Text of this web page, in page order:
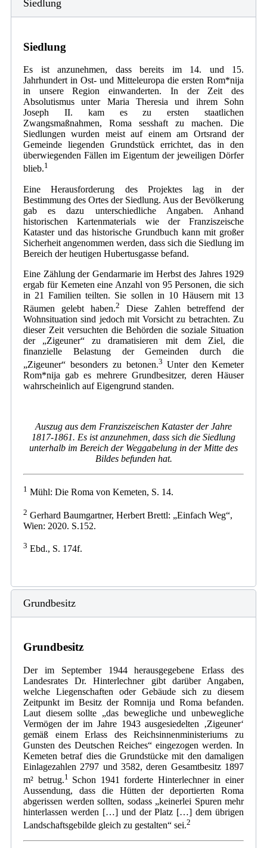
Siedlung
Siedlung
Es ist anzunehmen, dass bereits im 14. und 15.
Jahrhundert in Ost- und Mitteleuropa die ersten Rom*nija
in unsere Region einwanderten. In der Zeit des
Absolutismus unter Maria Theresia und ihrem Sohn
Joseph II. kam es zu ersten staatlichen
Zwangsmaßnahmen, Roma sesshaft zu machen. Die
Siedlungen wurden meist auf einem am Ortsrand der
Gemeinde liegenden Grundstück errichtet, das in den
überwiegenden Fällen im Eigentum der jeweiligen Dörfer
blieb.1
Eine Herausforderung des Projektes lag in der
Bestimmung des Ortes der Siedlung. Aus der Bevölkerung
gab es dazu unterschiedliche Angaben. Anhand
historischen Kartenmaterials wie der Franziszeische
Kataster und das historische Grundbuch kann mit großer
Sicherheit angenommen werden, dass sich die Siedlung im
Bereich der heutigen Hubertusgasse befand.
Eine Zählung der Gendarmarie im Herbst des Jahres 1929
ergab für Kemeten eine Anzahl von 95 Personen, die sich
in 21 Familien teilten. Sie sollen in 10 Häusern mit 13
Räumen gelebt haben.2
Diese Zahlen betreffend der
Wohnsituation sind jedoch mit Vorsicht zu betrachten. Zu
dieser Zeit versuchten die Behörden die soziale Situation
der „Zigeuner“ zu dramatisieren mit dem Ziel, die
finanzielle Belastung der Gemeinden durch die
„Zigeuner“ besonders zu betonen.3 Unter den Kemeter
Rom*nija gab es mehrere Grundbesitzer, deren Häuser
wahrscheinlich auf Eigengrund standen.
Auszug aus dem Franziszeischen Kataster der Jahre
1817-1861. Es ist anzunehmen, dass sich die Siedlung
unterhalb im Bereich der Weggabelung in der Mitte des
Bildes befunden hat.
1 Mühl: Die Roma von Kemeten, S. 14.
2 Gerhard Baumgartner, Herbert Brettl: „Einfach Weg“,
Wien: 2020. S.152.
3 Ebd., S. 174f.
Grundbesitz
Grundbesitz
Der im September 1944 herausgegebene Erlass des
Landesrates Dr. Hinterlechner gibt darüber Angaben,
welche Liegenschaften oder Gebäude sich zu diesem
Zeitpunkt im Besitz der Romnija und Roma befanden.
Laut diesem sollte „das bewegliche und unbewegliche
Vermögen der im Jahre 1943 ausgesiedelten ‚Zigeuner‘
gemäß einem Erlass des Reichsinnenministeriums zu
Gunsten des Deutschen Reiches“ eingezogen werden. In
Kemeten betraf dies die Grundstücke mit den damaligen
Einlagezahlen 2797 und 3582, deren Gesamtbesitz 1897
m² betrug.1 Schon 1941 forderte Hinterlechner in einer
Aussendung, dass die Hütten der deportierten Roma
abgerissen werden sollten, sodass „keinerlei Spuren mehr
hinterlassen werden […] und der Platz […] dem übrigen
Landschaftsgebilde gleich zu gestalten“ sei.2